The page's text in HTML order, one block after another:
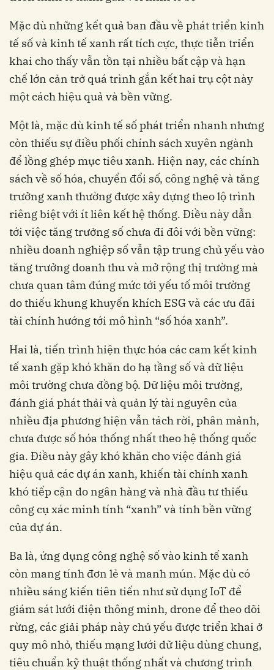
Mặc dù những kết quả ban đầu về phát triển kinh
tế số và kinh tế xanh rất tích cực, thực tiễn triển
khai cho thấy vẫn tồn tại nhiều bất cập và hạn
chế lớn cản trở quá trình gắn kết hai trụ cột này
một cách hiệu quả và bền vững.
Một là, mặc dù kinh tế số phát triển nhanh nhưng
còn thiếu sự điều phối chính sách xuyên ngành
để lồng ghép mục tiêu xanh. Hiện nay, các chính
sách về số hóa, chuyển đổi số, công nghệ và tăng
trưởng xanh thường được xây dựng theo lộ trình
riêng biệt với ít liên kết hệ thống. Điều này dẫn
tới việc tăng trưởng số chưa đi đôi với bền vững:
nhiều doanh nghiệp số vẫn tập trung chủ yếu vào
tăng trưởng doanh thu và mở rộng thị trường mà
chưa quan tâm đúng mức tới yếu tố môi trường
do thiếu khung khuyến khích ESG và các ưu đãi
tài chính hướng tới mô hình “số hóa xanh”.
Hai là, tiến trình hiện thực hóa các cam kết kinh
tế xanh gặp khó khăn do hạ tầng số và dữ liệu
môi trường chưa đồng bộ. Dữ liệu môi trường,
đánh giá phát thải và quản lý tài nguyên của
nhiều địa phương hiện vẫn tách rời, phân mảnh,
chưa được số hóa thống nhất theo hệ thống quốc
gia. Điều này gây khó khăn cho việc đánh giá
hiệu quả các dự án xanh, khiến tài chính xanh
khó tiếp cận do ngân hàng và nhà đầu tư thiếu
công cụ xác minh tính “xanh” và tính bền vững
của dự án.
Ba là, ứng dụng công nghệ số vào kinh tế xanh
còn mang tính đơn lẻ và manh mún. Mặc dù có
nhiều sáng kiến tiên tiến như sử dụng IoT để
giám sát lưới điện thông minh, drone để theo dõi
rừng, các giải pháp này chủ yếu được triển khai ở
quy mô nhỏ, thiếu mạng lưới dữ liệu dùng chung,
tiêu chuẩn kỹ thuật thống nhất và chương trình